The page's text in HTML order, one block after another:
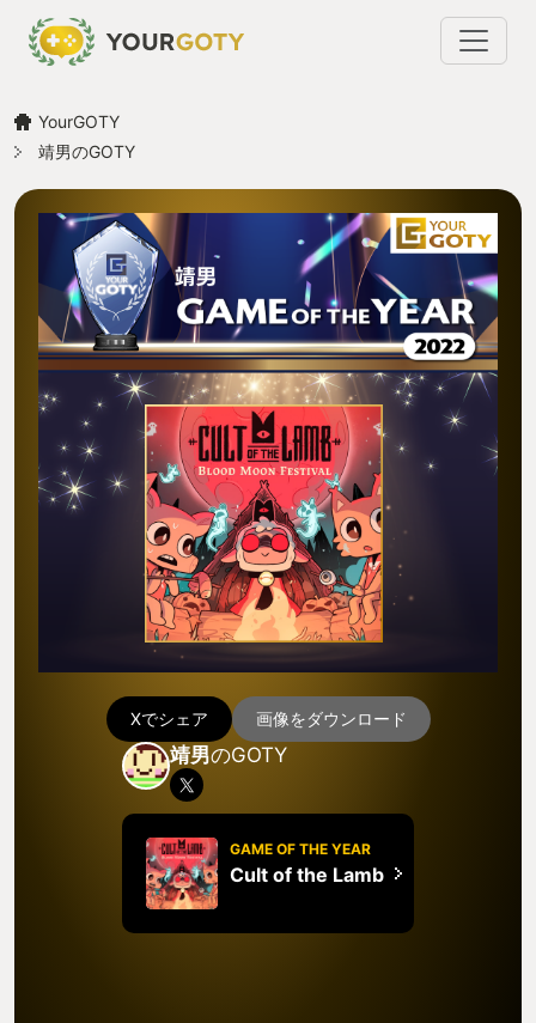
YourGOTY
靖男のGOTY
Xでシェア 画像をダウンロード
靖男のGOTY
GAME OF THE YEAR
Cult of the Lamb